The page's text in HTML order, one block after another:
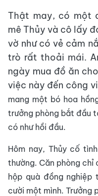
Thật may, có một
mê Thủy và cô lấy
vờ như có vẻ cảm
trò rất thoải mái.
ngày mua đồ ăn
việc này đến công
mang một bó hoa
trưởng phòng bắt đầu
có như hồi đầu.
Hôm nay, Thủy cố
thường. Căn phòng chỉ
hộp quà đồng nghiệp
cười một mình. Trưởng